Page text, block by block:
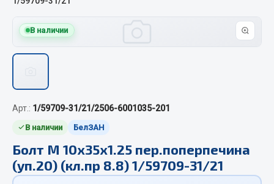
ЦЕПИ РОССИЯ
Изготовление цепей на колеса BOHU
QITONG
Весь раздел
Отопители салона, подогреватели
В наличии
Арт.: 1/59709-31/21/2506-6001035-201
В наличии БелЗАН
Болт М 10х35х1.25 пер.поперпечина
(уп.20) (кл.пр 8.8) 1/59709-31/21